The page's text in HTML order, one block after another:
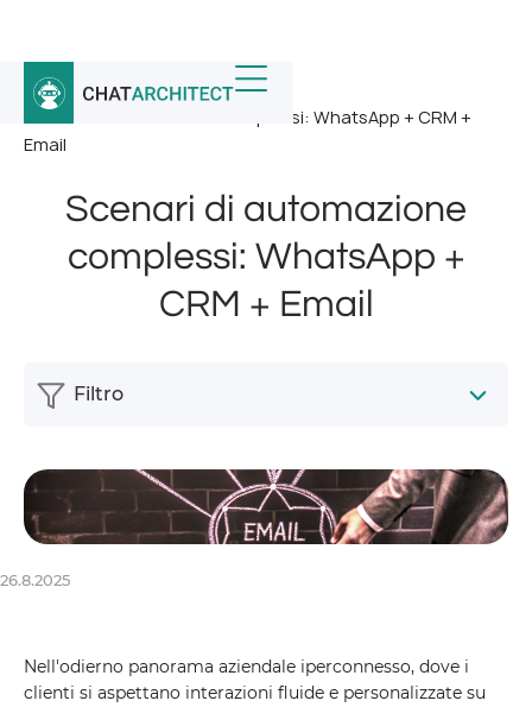
Home / Notizia /
Scenari di automazione complessi: WhatsApp + CRM +
Email
Scenari di automazione
complessi: WhatsApp +
CRM + Email
26.8.2025
Nell'odierno panorama aziendale iperconnesso, dove i
clienti si aspettano interazioni fluide e personalizzate su
Filtro